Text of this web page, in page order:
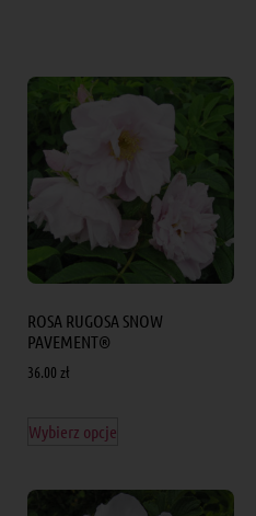
ROSA RUGOSA SNOW
PAVEMENT®
36.00 zł
Wybierz opcje